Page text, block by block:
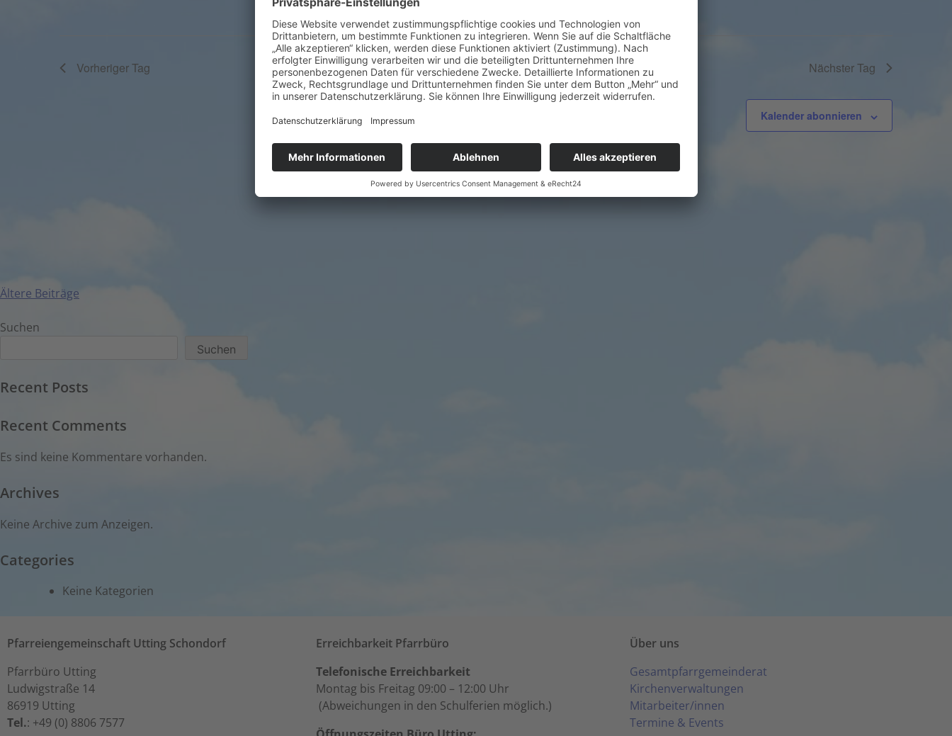
Vorheriger Tag Nächster Tag
Kalender abonnieren
Ältere Beiträge
Suchen
Suchen
Recent Posts
Recent Comments
Es sind keine Kommentare vorhanden.
Archives
Keine Archive zum Anzeigen.
Categories
Keine Kategorien
Pfarreiengemeinschaft Utting Schondorf
Pfarrbüro Utting
Ludwigstraße 14
86919 Utting
Tel.: +49 (0) 8806 7577
Erreichbarkeit Pfarrbüro
Telefonische Erreichbarkeit
Montag bis Freitag 09:00 – 12:00 Uhr
(Abweichungen in den Schulferien möglich.)
Über uns
Gesamtpfarrgemeinderat
Kirchenverwaltungen
Mitarbeiter/innen
Termine & Events